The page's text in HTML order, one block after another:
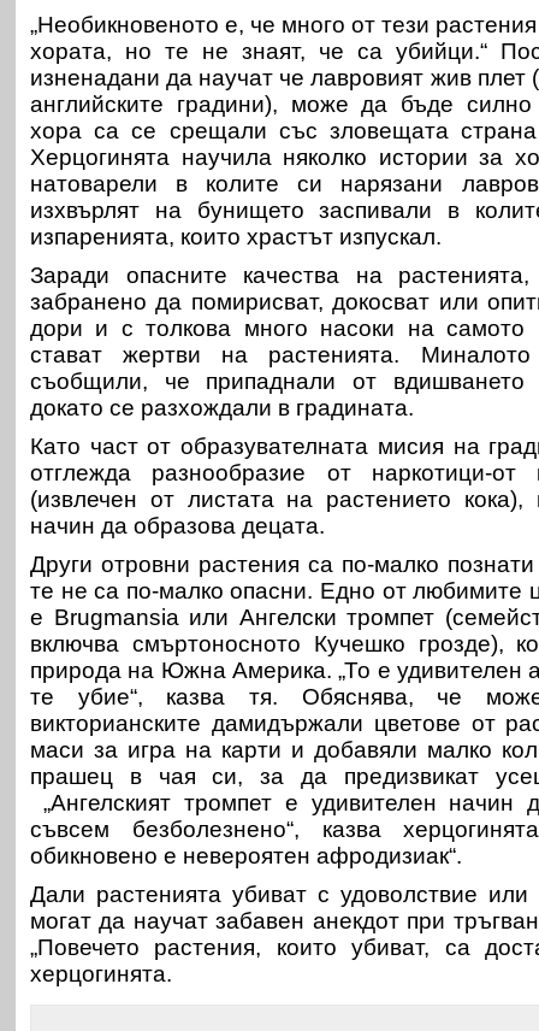
„Необикновеното е, че много от тези
хората, но те не знаят, че са убийци.“
изненадани да научат че лавровият жив плет
английските градини), може да бъде
хора са се срещали със зловещата
Херцогинята научила няколко истории за
натоварели в колите си нарязани
изхвърлят на бунището заспивали в
изпаренията, които храстът изпускал.
Заради опасните качества на
забранено да помирисват, докосват или
дори и с толкова много насоки на самото
стават жертви на растенията.
съобщили, че припаднали от вдишването
докато се разхождали в градината.
Като част от образувателната мисия на
отглежда разнообразие от наркотици-
(извлечен от листата на растението кока),
начин да образова децата.
Други отровни растения са по-малко
те не са по-малко опасни. Едно от любимите
е Brugmansia или Ангелски тромпет
включва смъртоносното Кучешко грозде),
природа на Южна Америка. „То е удивителен
те убие“, казва тя. Обяснява, че
викторианските дамидържали цветове от
маси за игра на карти и добавяли малко
прашец в чая си, за да предизвикат
„Ангелският тромпет е удивителен
съвсем безболезнено“, казва
обикновено е невероятен афродизиак“.
Дали растенията убиват с удоволствие или
могат да научат забавен анекдот при
„Повечето растения, които убиват, са
херцогинята.